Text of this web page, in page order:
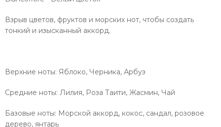
Взрыв цветов, фруктов и морских нот, чтобы создать
тонкий и изысканный аккорд.
Верхние ноты: Яблоко, Черника, Арбуз
Средние ноты: Лилия, Роза Таити, Жасмин, Чай
Базовые ноты: Морской аккорд, кокос, сандал, розовое
дерево, янтарь